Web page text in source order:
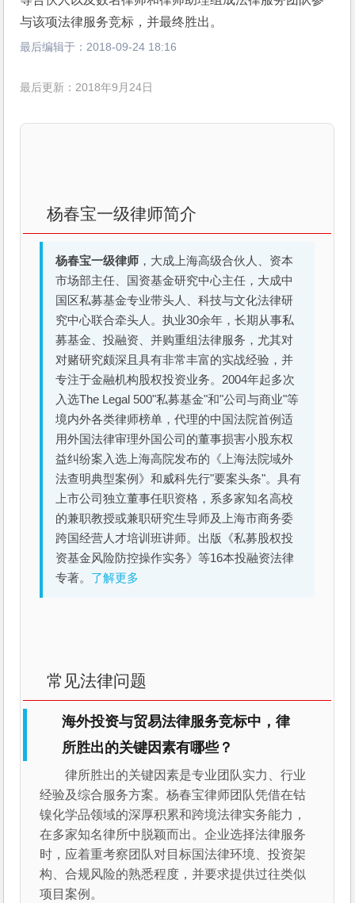
与该项法律服务竞标，并最终胜出。
最后编辑于： 2018-09-24 18:16
最后更新：2018年9月24日
杨春宝一级律师简介
杨春宝一级律师 ，大成上海高级合伙人、资本
市场部主任、国资基金研究中心主任，大成中
国区私募基金专业带头人、科技与文化法律研
究中心联合牵头人。执业30余年，长期从事私
募基金、投融资、并购重组法律服务，尤其对
对赌研究颇深且具有非常丰富的实战经验，并
专注于金融机构股权投资业务。2004年起多次
入选The Legal 500"私募基金"和"公司与商业"等
境内外各类律师榜单，代理的中国法院首例适
用外国法律审理外国公司的董事损害小股东权
益纠纷案入选上海高院发布的《上海法院域外
法查明典型案例》和威科先行"要案头条"。具有
上市公司独立董事任职资格，系多家知名高校
的兼职教授或兼职研究生导师及上海市商务委
跨国经营人才培训班讲师。出版《私募股权投
资基金风险防控操作实务》等16本投融资法律
专著。 了解更多
常见法律问题
海外投资与贸易法律服务竞标中，律
所胜出的关键因素有哪些？
律所胜出的关键因素是专业团队实力、行业
经验及综合服务方案。杨春宝律师团队凭借在钴
镍化学品领域的深厚积累和跨境法律实务能力，
在多家知名律所中脱颖而出。企业选择法律服务
时，应着重考察团队对目标国法律环境、投资架
构、合规风险的熟悉程度，并要求提供过往类似
项目案例。